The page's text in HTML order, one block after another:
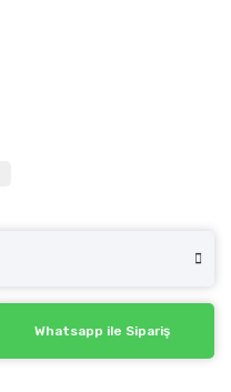
Whatsapp ile Sipariş